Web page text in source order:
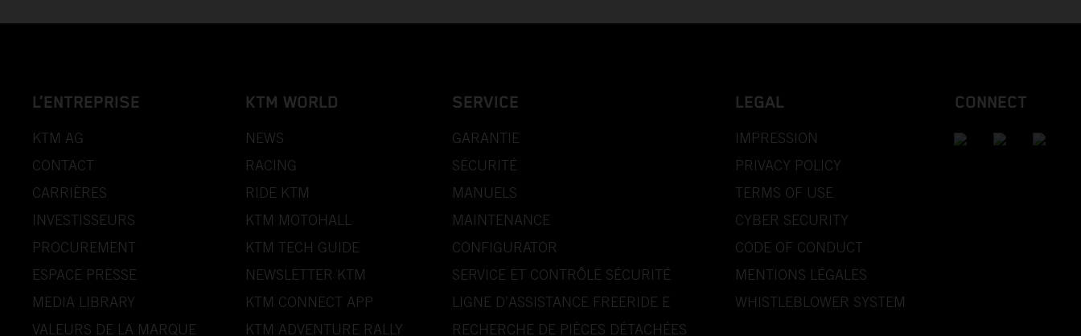
L’ENTREPRISE
KTM AG
CONTACT
CARRIÈRES
INVESTISSEURS
PROCUREMENT
ESPACE PRESSE
MEDIA LIBRARY
VALEURS DE LA MARQUE
KTM WORLD
NEWS
RACING
RIDE KTM
KTM MOTOHALL
KTM TECH GUIDE
NEWSLETTER KTM
KTM CONNECT APP
KTM ADVENTURE RALLY
SERVICE
GARANTIE
SÉCURITÉ
MANUELS
MAINTENANCE
CONFIGURATOR
SERVICE ET CONTRÔLE SÉCURITÉ
LIGNE D’ASSISTANCE FREERIDE E
RECHERCHE DE PIÈCES DÉTACHÉES
LEGAL
IMPRESSION
PRIVACY POLICY
TERMS OF USE
CYBER SECURITY
CODE OF CONDUCT
MENTIONS LÉGALES
WHISTLEBLOWER SYSTEM
CONNECT